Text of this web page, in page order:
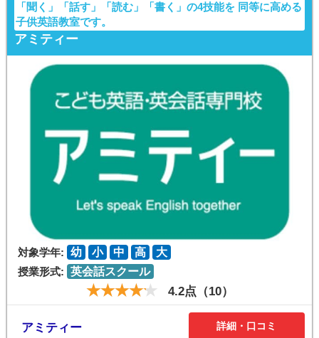
「聞く」「話す」「読む」「書く」の4技能を 同等に高める
子供英語教室です。
アミティー
対象学年: 幼 小 中 高
大
授業形式: 英会話スクール
4.2点（10）
アミティー 詳細・口コミ